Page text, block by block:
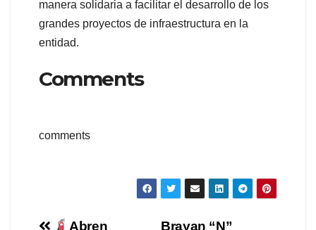
manera solidaria a facilitar el desarrollo de los
grandes proyectos de infraestructura en la
entidad.
Comments
comments
Brayan “N”
Abren